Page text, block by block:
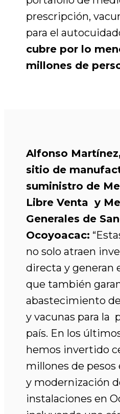
prescripción,
para el
cubre por lo
millones de
Alfonso
sitio de
suministro de
Libre Venta y
Generales de
Ocoyoacac:
no solo atraen
directa y generan
que también
abastecimiento
y vacunas para la
país. En los
hemos invertido
millones de pesos
y modernización
instalaciones en